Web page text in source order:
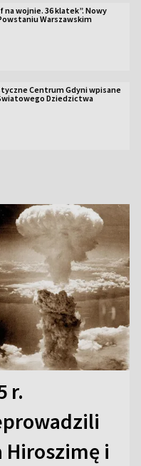
na wojnie. 36 klatek”. Nowy
Warszawskim
Centrum Gdyni wpisane
Dziedzictwa
r.
i